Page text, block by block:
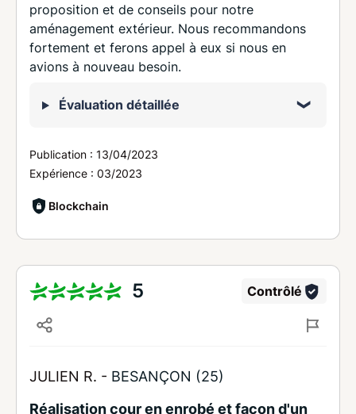
proposition et de conseils pour notre
aménagement extérieur. Nous recommandons
fortement et ferons appel à eux si nous en
avions à nouveau besoin.
Évaluation détaillée
Publication : 13/04/2023
Expérience : 03/2023
Blockchain
5 Contrôlé
JULIEN R. - BESANÇON (25)
Réalisation cour en enrobé et façon d'un